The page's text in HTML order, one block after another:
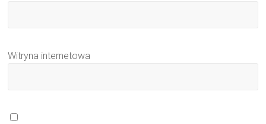
Witryna internetowa